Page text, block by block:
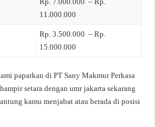
11.000.000
Rp. 3.500.000 – Rp.
15.000.000
paparkan di PT Sany Makmur Perkasa
setara dengan umr jakarta sekarang
kamu menjabat atau berada di posisi